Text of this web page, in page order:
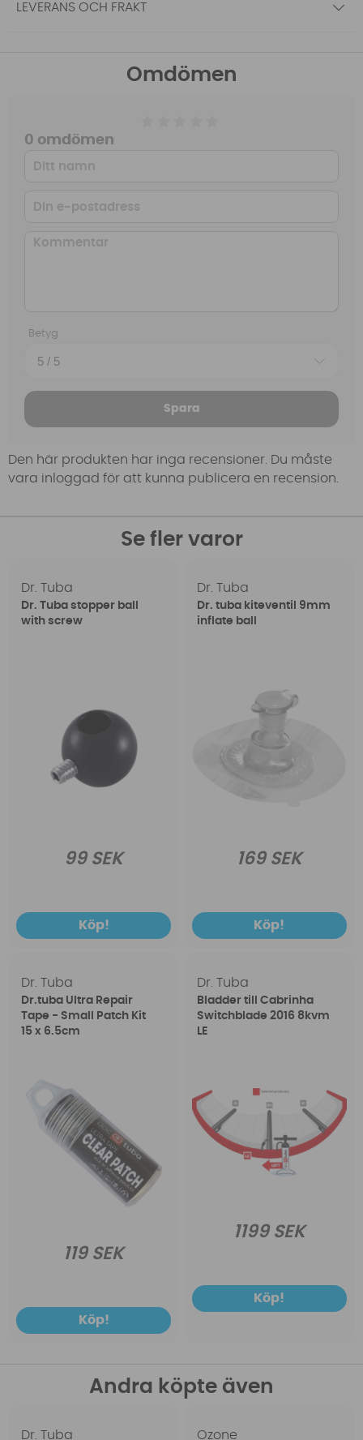
LEVERANS OCH FRAKT
Omdömen
0 omdömen
Betyg
Spara
Den här produkten har inga recensioner. Du måste
vara inloggad för att kunna publicera en recension.
Se fler varor
Dr. Tuba
Dr. Tuba stopper ball
with screw
99 SEK
Köp!
Dr. Tuba
Dr. tuba kiteventil 9mm
inflate ball
169 SEK
Köp!
Dr. Tuba
Dr.tuba Ultra Repair
Tape - Small Patch Kit
15 x 6.5cm
119 SEK
Köp!
Dr. Tuba
Bladder till Cabrinha
Switchblade 2016 8kvm
LE
1199 SEK
Köp!
Andra köpte även
Dr. Tuba Ozone